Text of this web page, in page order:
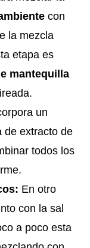
con
la mezcla
etapa es
mantequilla
un
de extracto de
todos los
En otro
con la sal
a poco esta